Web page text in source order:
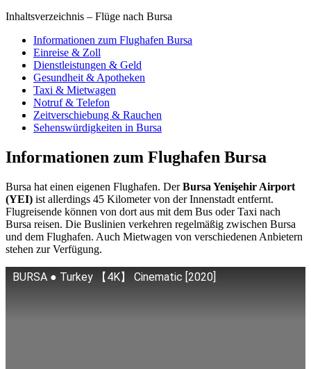
Inhaltsverzeichnis – Flüge nach Bursa
Informationen zum Flughafen Bursa
Einreise & Zoll
Dienstleistungen & Geld
Gesundheit & Apotheken
Taxi & Mietwagen
Notruf & Telefon
Zeitverschiebung & Rauchen
Sehenswürdigkeiten in Bursa
Informationen zum Flughafen Bursa
Bursa hat einen eigenen Flughafen. DerBursa Yenişehir Airport
(YEI) ist allerdings 45 Kilometer von der Innenstadt entfernt.
Flugreisende können von dort aus mit dem Bus oder Taxi nach
Bursa reisen. Die Buslinien verkehren regelmäßig zwischen Bursa
und dem Flughafen. Auch Mietwagen von verschiedenen Anbietern
stehen zur Verfügung.
BURSA ● Turkey 【4K】 Cinematic [2020]